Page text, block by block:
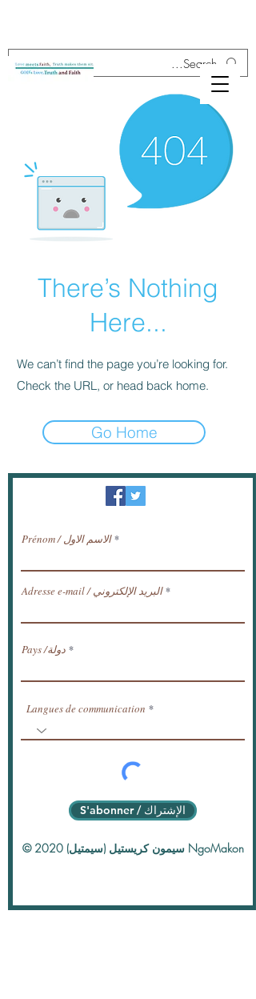
There’s Nothing
Here...
We can’t find the page you’re looking for.
Check the URL, or head back home.
Go Home
النشرة الإخبارية / تلقي الأخبار عبر البريد
Prénom / الاسم الاول
Adresse e-mail / البريد الإلكتروني
Pays /دولة
Langues de communication
S'abonner / الإشتراك
© 2020 سيمون كريستيل (سيمتيل) NgoMakon